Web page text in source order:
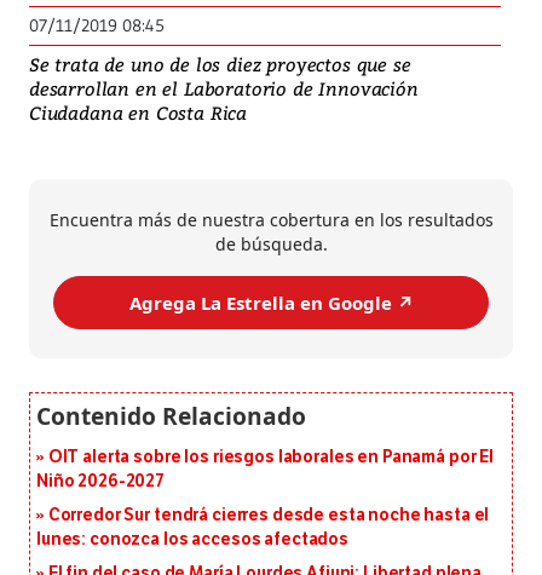
07/11/2019 08:45
Se trata de uno de los diez proyectos que se
desarrollan en el Laboratorio de Innovación
Ciudadana en Costa Rica
Encuentra más de nuestra cobertura en los resultados
de búsqueda.
Agrega La Estrella en Google ↗️
OIT alerta sobre los riesgos laborales en Panamá por El
Niño 2026-2027
Corredor Sur tendrá cierres desde esta noche hasta el
lunes: conozca los accesos afectados